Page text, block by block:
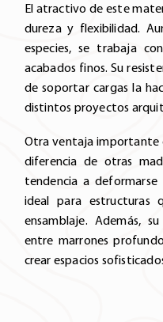
El atractivo de este
dureza y flexibilidad.
especies, se trabaja
acabados finos. Su
de soportar cargas la
distintos proyectos
Otra ventaja importante
diferencia de otras
tendencia a
ideal para estructuras
ensamblaje. Además,
entre marrones
crear espacios